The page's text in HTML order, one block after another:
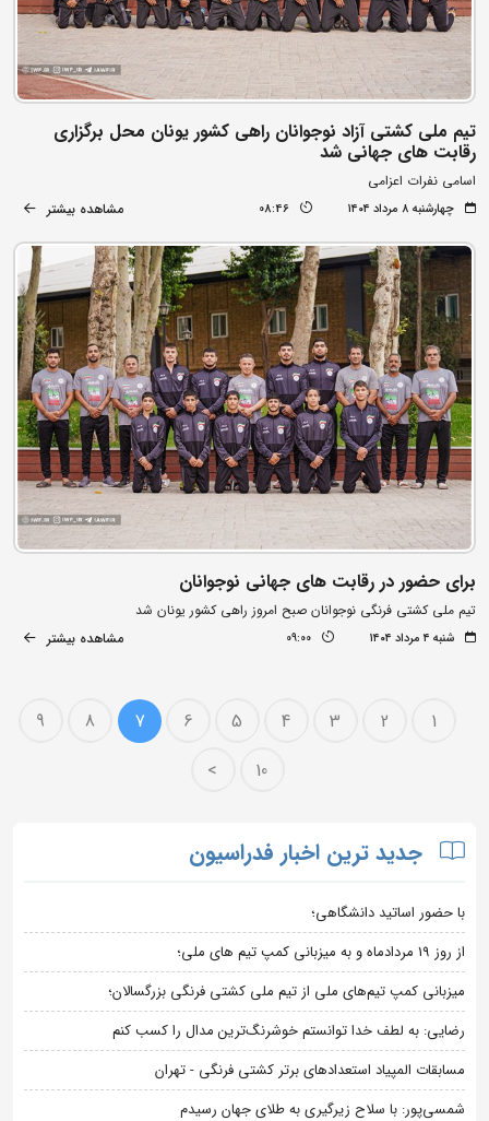
تیم ملی کشتی آزاد نوجوانان راهی کشور یونان محل برگزاری
رقابت های جهانی شد
اسامی نفرات اعزامی
چهارشنبه ۸ مرداد ۱۴۰۴ 08:46 مشاهده بیشتر
برای حضور در رقابت های جهانی نوجوانان
تیم ملی کشتی فرنگی نوجوانان صبح امروز راهی کشور یونان شد
شنبه ۴ مرداد ۱۴۰۴ 09:00 مشاهده بیشتر
1
2
3
4
5
6
7
8
9
10
>
جدید ترین اخبار فدراسیون
با حضور اساتید دانشگاهی؛
از روز 19 مردادماه و به میزبانی کمپ تیم های ملی؛
میزبانی کمپ تیم‌های ملی از تیم ملی کشتی فرنگی بزرگسالان؛
رضایی: به لطف خدا توانستم خوشرنگ‌ترین مدال را کسب کنم
مسابقات المپیاد استعدادهای برتر کشتی فرنگی - تهران
شمسی‌پور: با سلاح زیرگیری به طلای جهان رسیدم